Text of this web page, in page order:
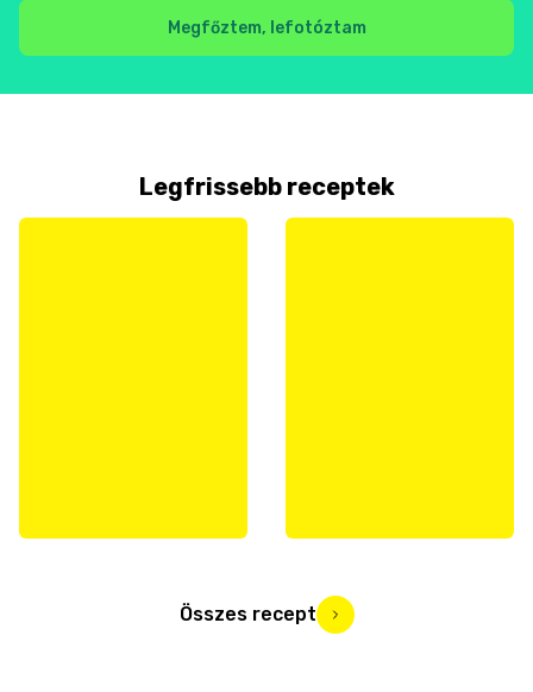
Megfőztem, lefotóztam
Legfrissebb receptek
Összes recept